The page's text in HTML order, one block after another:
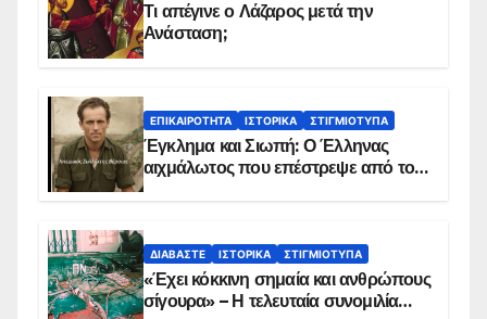
Τι απέγινε ο Λάζαρος μετά την
Ανάσταση;
ΕΠΙΚΑΙΡΌΤΗΤΑ ΙΣΤΟΡΙΚΆ ΣΤΙΓΜΙΌΤΥΠΑ
Έγκλημα και Σιωπή: Ο Έλληνας
αιχμάλωτος που επέστρεψε από το
ΔΙΑΒΆΣΤΕ ΙΣΤΟΡΙΚΆ ΣΤΙΓΜΙΌΤΥΠΑ
«Έχει κόκκινη σημαία και ανθρώπους
σίγουρα» – Η τελευταία συνομιλία